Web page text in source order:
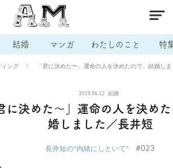
結婚 マンガ わたしのこと 特
ィング 「君に決めた〜」運命の人を決めたので、結婚し
2019.06.12 結婚
に決めた〜」運命の人を決め
婚しました／長井短
長井短の"内緒にしといて" #023
# 男の本音 # セフレ # 不倫
# マッチングアプリ # ラブグッズ # 体の相